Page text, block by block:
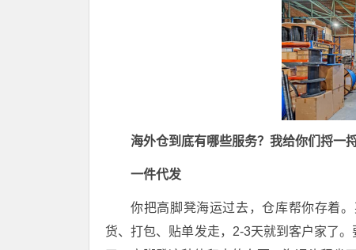
海外仓到底有哪些服务？我给你们捋一捋
一件代发
你把高脚凳海运过去，仓库帮你存着
货、打包、贴单发走，2-3天就到客户家了